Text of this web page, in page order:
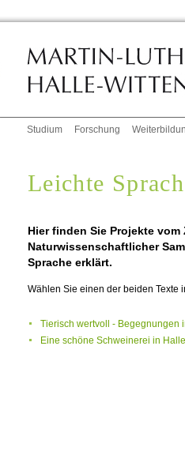
Studium Forschung
Leichte
Hier finden Sie Projekte vom
Naturwissenschaftlicher
Sprache erklärt.
Wählen Sie einen der beiden Texte
Tierisch wertvoll - Begegnungen
Eine schöne Schweinerei in